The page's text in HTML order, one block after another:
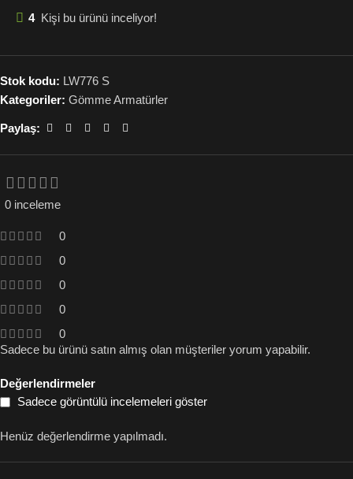
4 Kişi bu ürünü inceliyor!
Stok kodu: LW776 S
Kategoriler: Gömme Armatürler
Paylaş:
0 inceleme
0
0
0
0
0
Değerlendirmeler
Sadece görüntülü incelemeleri göster
Henüz değerlendirme yapılmadı.
Sadece bu ürünü satın almış olan müşteriler yorum yapabilir.